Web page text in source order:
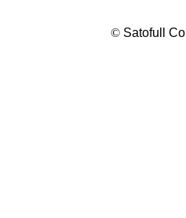
© Satofull